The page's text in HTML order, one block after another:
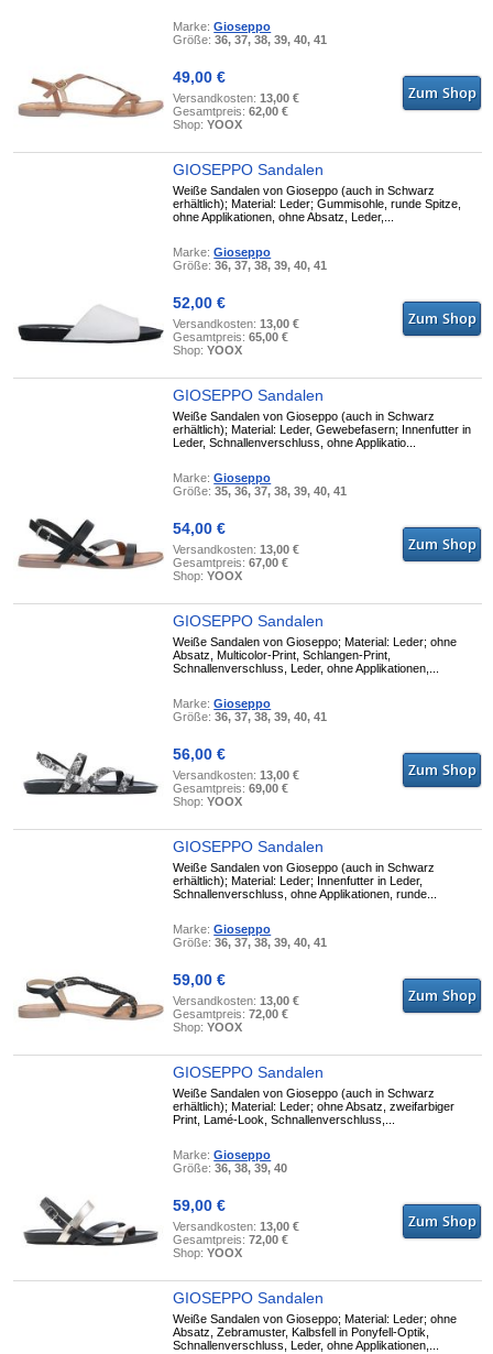
Marke:Gioseppo
Größe:36, 37, 38, 39, 40, 41
49,00 €
Versandkosten:13,00 €
Gesamtpreis:62,00 €
Shop:YOOX
GIOSEPPO Sandalen
Weiße Sandalen von Gioseppo (auch in Schwarz
erhältlich); Material: Leder; Gummisohle, runde Spitze,
ohne Applikationen, ohne Absatz, Leder,...
Marke:Gioseppo
Größe:36, 37, 38, 39, 40, 41
52,00 €
Versandkosten:13,00 €
Gesamtpreis:65,00 €
Shop:YOOX
GIOSEPPO Sandalen
Weiße Sandalen von Gioseppo (auch in Schwarz
erhältlich); Material: Leder, Gewebefasern; Innenfutter in
Leder, Schnallenverschluss, ohne Applikatio...
Marke:Gioseppo
Größe:35, 36, 37, 38, 39, 40, 41
54,00 €
Versandkosten:13,00 €
Gesamtpreis:67,00 €
Shop:YOOX
GIOSEPPO Sandalen
Weiße Sandalen von Gioseppo; Material: Leder; ohne
Absatz, Multicolor-Print, Schlangen-Print,
Schnallenverschluss, Leder, ohne Applikationen,...
Marke:Gioseppo
Größe:36, 37, 38, 39, 40, 41
56,00 €
Versandkosten:13,00 €
Gesamtpreis:69,00 €
Shop:YOOX
GIOSEPPO Sandalen
Weiße Sandalen von Gioseppo (auch in Schwarz
erhältlich); Material: Leder; Innenfutter in Leder,
Schnallenverschluss, ohne Applikationen, runde...
Marke:Gioseppo
Größe:36, 37, 38, 39, 40, 41
59,00 €
Versandkosten:13,00 €
Gesamtpreis:72,00 €
Shop:YOOX
GIOSEPPO Sandalen
Weiße Sandalen von Gioseppo (auch in Schwarz
erhältlich); Material: Leder; ohne Absatz, zweifarbiger
Print, Lamé-Look, Schnallenverschluss,...
Marke:Gioseppo
Größe:36, 38, 39, 40
59,00 €
Versandkosten:13,00 €
Gesamtpreis:72,00 €
Shop:YOOX
GIOSEPPO Sandalen
Weiße Sandalen von Gioseppo; Material: Leder; ohne
Absatz, Zebramuster, Kalbsfell in Ponyfell-Optik,
Schnallenverschluss, Leder, ohne Applikationen,...